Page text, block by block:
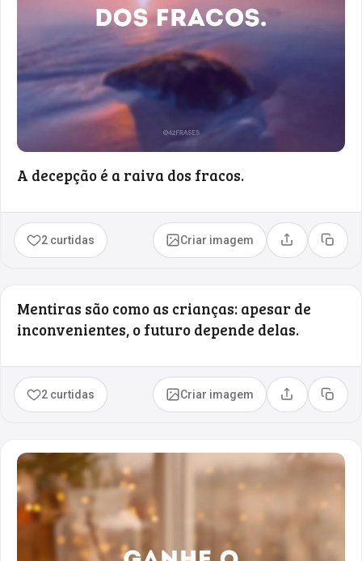
A decepção é a raiva dos fracos.
2 curtidas Criar imagem Compartilhar
Copiar
Mentiras são como as crianças: apesar de
inconvenientes, o futuro depende delas.
2 curtidas Criar imagem Compartilhar
Copiar